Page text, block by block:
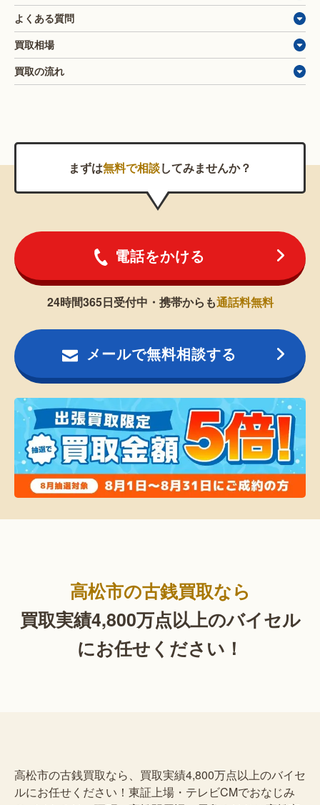
よくある質問
買取相場
買取の流れ
まずは無料で相談してみませんか？
電話をかける
24時間365日受付中・携帯からも通話料無料
メールで無料相談する
高松市の古銭買取なら
買取実績4,800万点以上のバイセル
にお任せください！
高松市の古銭買取なら、買取実績4,800万点以上のバイセ
ルにお任せください！東証上場・テレビCMでおなじみ